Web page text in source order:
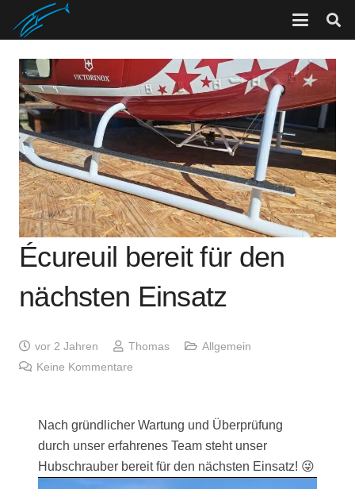
Écureuil bereit für den
nächsten Einsatz
vor 2 Jahren Thomas
Allgemein
Keine Kommentare
Nach gründlicher Wartung und Überprüfung
durch unser erfahrenes Team steht unser
Hubschrauber bereit für den nächsten Einsatz! 😜